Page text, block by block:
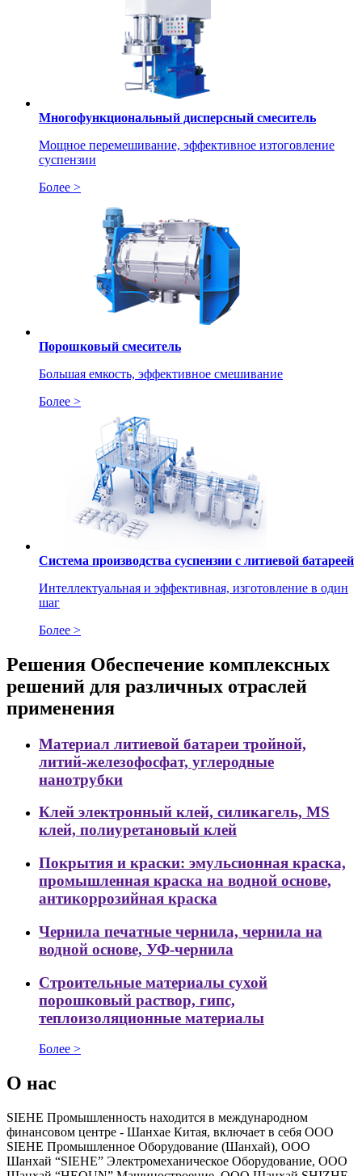
Многофункциональный дисперсный смеситель
Мощное перемешивание, эффективное изтоговление
суспензии
Более >
Порошковый смеситель
Большая емкость, эффективное смешивание
Более >
Система производства суспензии с литиевой батареей
Интеллектуальная и эффективная, изготовление в один
шаг
Более >
Решения Обеспечение комплексных
решений для различных отраслей
применения
Материал литиевой батареи тройной,
литий-железофосфат, углеродные
нанотрубки
Клей электронный клей, силикагель, MS
клей, полиуретановый клей
Покрытия и краски: эмульсионная краска,
промышленная краска на водной основе,
антикоррозийная краска
Чернила печатные чернила, чернила на
водной основе, УФ-чернила
Строительные материалы сухой
порошковый раствор, гипс,
теплоизоляционные материалы
Более >
О нас
SIEHE Промышленность находится в международном
финансовом центре - Шанхае Китая, включает в себя ООО
SIEHE Промышленное Оборудование (Шанхай), ООО
Шанхай “SIEHE” Электромеханическое Оборудование, ООО